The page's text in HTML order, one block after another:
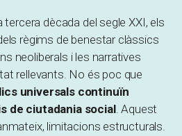
dècada del segle XXI, els
règims de benestar clàssics
neoliberals i les narratives
rellevants. No és poc que
universals continuïn
de ciutadania social. Aquest
limitacions estructurals.